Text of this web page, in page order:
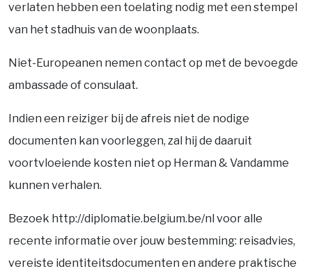
verlaten hebben een toelating nodig met een stempel
van het stadhuis van de woonplaats.
Niet-Europeanen nemen contact op met de bevoegde
ambassade of consulaat.
Indien een reiziger bij de afreis niet de nodige
documenten kan voorleggen, zal hij de daaruit
voortvloeiende kosten niet op Herman & Vandamme
kunnen verhalen.
Bezoek http://diplomatie.belgium.be/nl voor alle
recente informatie over jouw bestemming: reisadvies,
vereiste identiteitsdocumenten en andere praktische